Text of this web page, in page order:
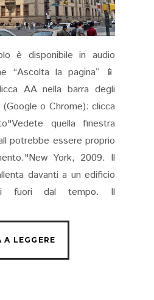
è disponibile in audio
“Ascolta la pagina” 📱
AA nella barra degli
o Chrome): clicca
quella finestra
potrebbe essere proprio
York, 2009. Il
davanti a un edificio
fuori dal tempo. Il